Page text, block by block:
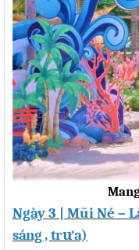
Ngày 3 | Mũi Né –
sáng , trưa)